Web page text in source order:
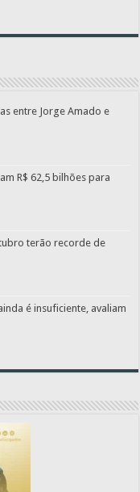
entre Jorge Amado e
R$ 62,5 bilhões para
terão recorde de
é insuficiente, avaliam